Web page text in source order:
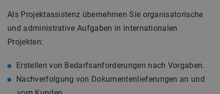
Als Projektassistenz übernehmen Sie organisatorische
und administrative Aufgaben in internationalen
Projekten:
Erstellen von Bedarfsanforderungen nach Vorgaben.
Nachverfolgung von Dokumentenlieferungen an und